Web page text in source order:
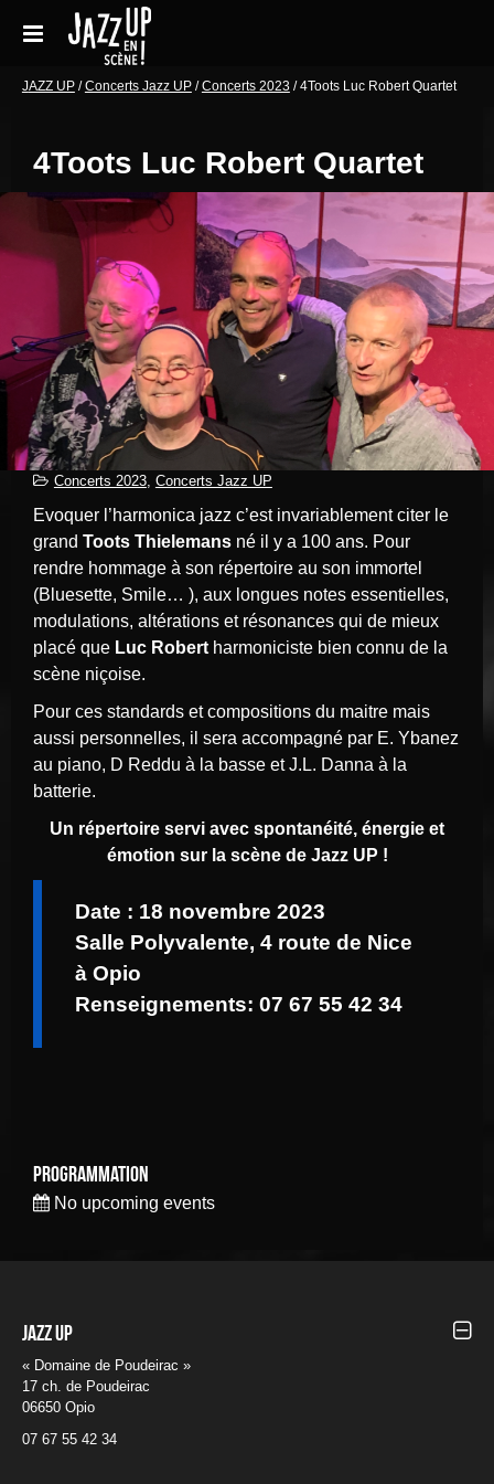
Accueil
Galeries de photos
Le festival en pratique
Soutenir le festival
Archives Concerts
Newsletter
Contact
JAZZ UP/Concerts Jazz UP/Concerts 2023 /4Toots Luc Robert Quartet
4Toots Luc Robert Quartet
Concerts 2023, Concerts Jazz UP
Evoquer l’harmonica jazz c’est invariablement citer le
grand Toots Thielemansné il y a 100 ans. Pour
rendre hommage à son répertoire au son immortel
(Bluesette, Smile… ), aux longues notes essentielles,
modulations, altérations et résonances qui de mieux
placé que Luc Robertharmoniciste bien connu de la
scène niçoise.
Pour ces standards et compositions du maitre mais
aussi personnelles, il sera accompagné par E. Ybanez
au piano, D Reddu à la basse et J.L. Danna à la
batterie.
Un répertoire servi avec spontanéité, énergie et
émotion sur la scène de Jazz UP !
Date : 18 novembre 2023
Salle Polyvalente, 4 route de Nice
à Opio
Renseignements: 07 67 55 42 34
Programmation
No upcoming events
Jazz UP
« Domaine de Poudeirac »
17 ch. de Poudeirac
06650 Opio
07 67 55 42 34